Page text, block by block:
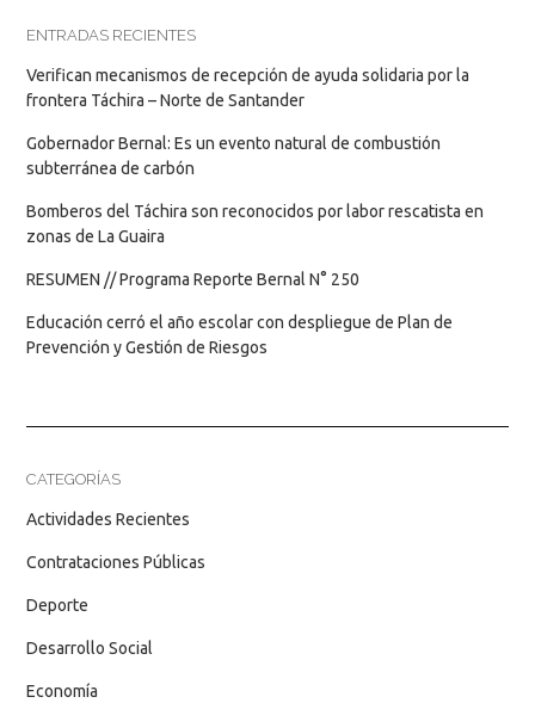
ENTRADAS RECIENTES
Verifican mecanismos de recepción de ayuda solidaria por la
frontera Táchira – Norte de Santander
Gobernador Bernal: Es un evento natural de combustión
subterránea de carbón
Bomberos del Táchira son reconocidos por labor rescatista en
zonas de La Guaira
RESUMEN // Programa Reporte Bernal N° 250
Educación cerró el año escolar con despliegue de Plan de
Prevención y Gestión de Riesgos
CATEGORÍAS
Actividades Recientes
Contrataciones Públicas
Deporte
Desarrollo Social
Economía